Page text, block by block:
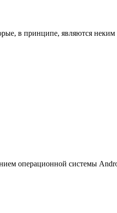
в принципе, являются
операционной системы